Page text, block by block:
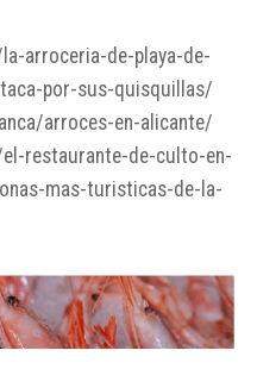
arroceria-de-playa-de-
por-sus-quisquillas/
arroces-en-alicante/
restaurante-de-culto-en-
mas-turisticas-de-la-